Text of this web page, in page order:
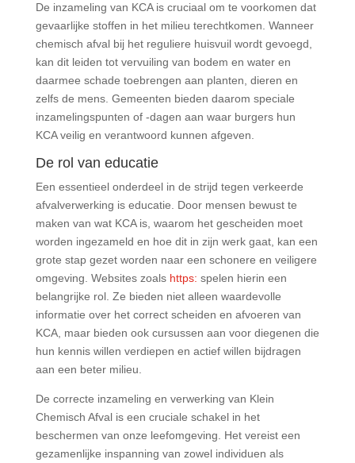
De inzameling van KCA is cruciaal om te voorkomen dat
gevaarlijke stoffen in het milieu terechtkomen. Wanneer
chemisch afval bij het reguliere huisvuil wordt gevoegd,
kan dit leiden tot vervuiling van bodem en water en
daarmee schade toebrengen aan planten, dieren en
zelfs de mens. Gemeenten bieden daarom speciale
inzamelingspunten of -dagen aan waar burgers hun
KCA veilig en verantwoord kunnen afgeven.
De rol van educatie
Een essentieel onderdeel in de strijd tegen verkeerde
afvalverwerking is educatie. Door mensen bewust te
maken van wat KCA is, waarom het gescheiden moet
worden ingezameld en hoe dit in zijn werk gaat, kan een
grote stap gezet worden naar een schonere en veiligere
omgeving. Websites zoals https: spelen hierin een
belangrijke rol. Ze bieden niet alleen waardevolle
informatie over het correct scheiden en afvoeren van
KCA, maar bieden ook cursussen aan voor diegenen die
hun kennis willen verdiepen en actief willen bijdragen
aan een beter milieu.
De correcte inzameling en verwerking van Klein
Chemisch Afval is een cruciale schakel in het
beschermen van onze leefomgeving. Het vereist een
gezamenlijke inspanning van zowel individuen als